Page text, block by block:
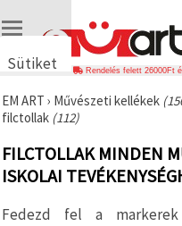
Sütiket
🍪 Cookie-
kat és
technológiákat
használunk
annak
hogy
biztosítsuk
Rendelés felett 26000Ft
EM ART › Művészeti kellékek
filctollak (112)
FILCTOLLAK MINDEN
ISKOLAI
Fedezd fel a